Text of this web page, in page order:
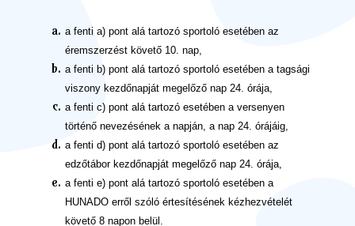
a fenti a) pont alá tartozó sportoló esetében az
éremszerzést követő 10. nap,
a fenti b) pont alá tartozó sportoló esetében a tagsági
viszony kezdőnapját megelőző nap 24. órája,
a fenti c) pont alá tartozó esetében a versenyen
történő nevezésének a napján, a nap 24. órájáig,
a fenti d) pont alá tartozó sportoló esetében az
edzőtábor kezdőnapját megelőző nap 24. órája,
a fenti e) pont alá tartozó sportoló esetében a
HUNADO erről szóló értesítésének kézhezvételét
követő 8 napon belül.